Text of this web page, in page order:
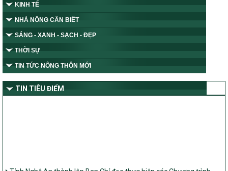
KINH TẾ
NHÀ NÔNG CẦN BIẾT
SÁNG - XANH - SẠCH - ĐẸP
THỜI SỰ
TIN TỨC NÔNG THÔN MỚI
TIN TIÊU ĐIỂM
Tỉnh Nghệ An thành lập Ban Chỉ đạo thực hiện các Chương trình